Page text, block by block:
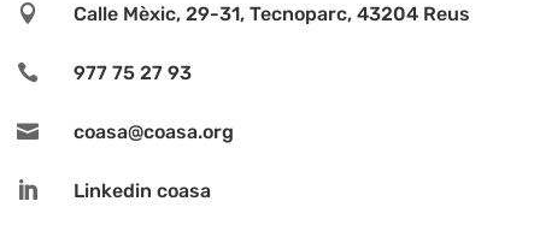
 Calle Mèxic, 29-31, Tecnoparc, 43204 Reus
 977 75 27 93
 coasa@coasa.org
 Linkedin coasa